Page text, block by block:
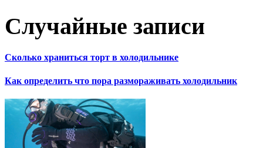
Случайные записи
Сколько храниться торт в холодильнике
Как определить что пора размораживать холодильник